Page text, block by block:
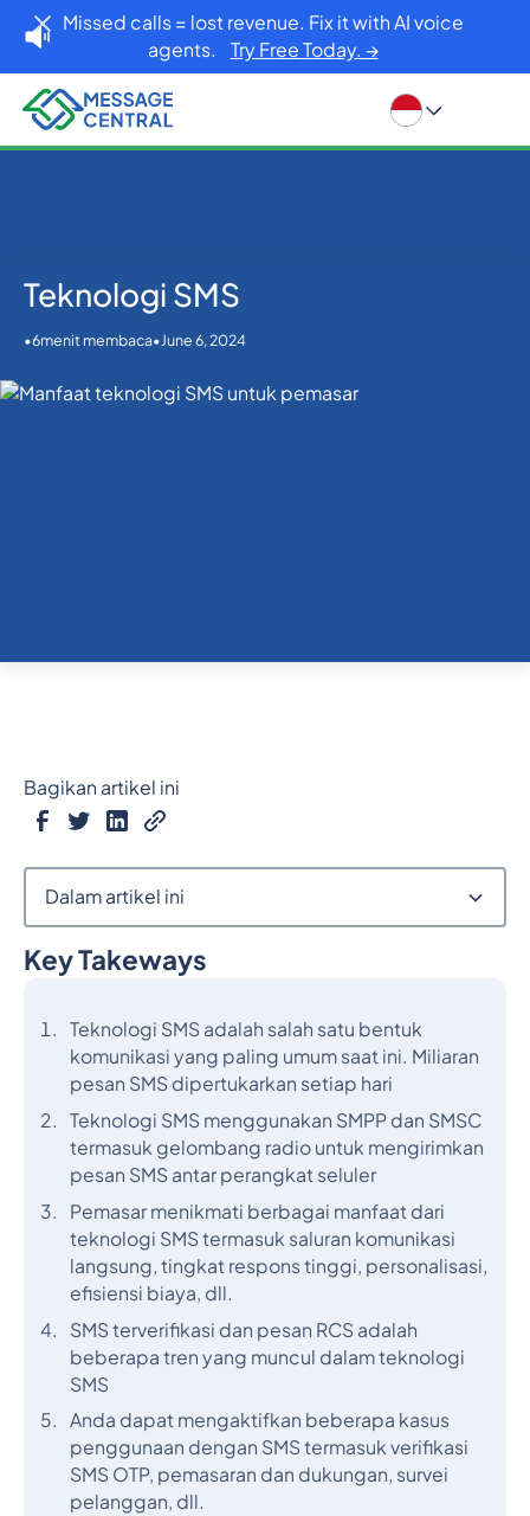
Missed calls = lost revenue. Fix it with AI voice
agents. Try Free Today. →
Rumah Blog API SMS
Teknologi SMS
•6menit membaca•June 6, 2024
Key Takeways
Teknologi SMS adalah salah satu bentuk
komunikasi yang paling umum saat ini. Miliaran
pesan SMS dipertukarkan setiap hari
Teknologi SMS menggunakan SMPP dan SMSC
termasuk gelombang radio untuk mengirimkan
pesan SMS antar perangkat seluler
Pemasar menikmati berbagai manfaat dari
teknologi SMS termasuk saluran komunikasi
langsung, tingkat respons tinggi, personalisasi,
efisiensi biaya, dll.
SMS terverifikasi dan pesan RCS adalah
beberapa tren yang muncul dalam teknologi
SMS
Anda dapat mengaktifkan beberapa kasus
penggunaan dengan SMS termasuk verifikasi
SMS OTP, pemasaran dan dukungan, survei
pelanggan, dll.
Bagikan artikel ini
Dalam artikel ini
Judul 2